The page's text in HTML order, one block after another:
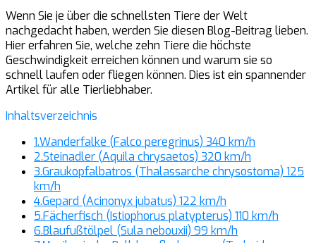
Wenn Sie je über die schnellsten Tiere der Welt
nachgedacht haben, werden Sie diesen Blog-Beitrag lieben.
Hier erfahren Sie, welche zehn Tiere die höchste
Geschwindigkeit erreichen können und warum sie so
schnell laufen oder fliegen können. Dies ist ein spannender
Artikel für alle Tierliebhaber.
Inhaltsverzeichnis
1.Wanderfalke (Falco peregrinus) 340 km/h
2.Steinadler (Aquila chrysaetos) 320 km/h
3.Graukopfalbatros (Thalassarche chrysostoma) 125
km/h
4.Gepard (Acinonyx jubatus) 122 km/h
5.Fächerfisch (Istiophorus platypterus) 110 km/h
6.Blaufußtölpel (Sula nebouxii) 99 km/h